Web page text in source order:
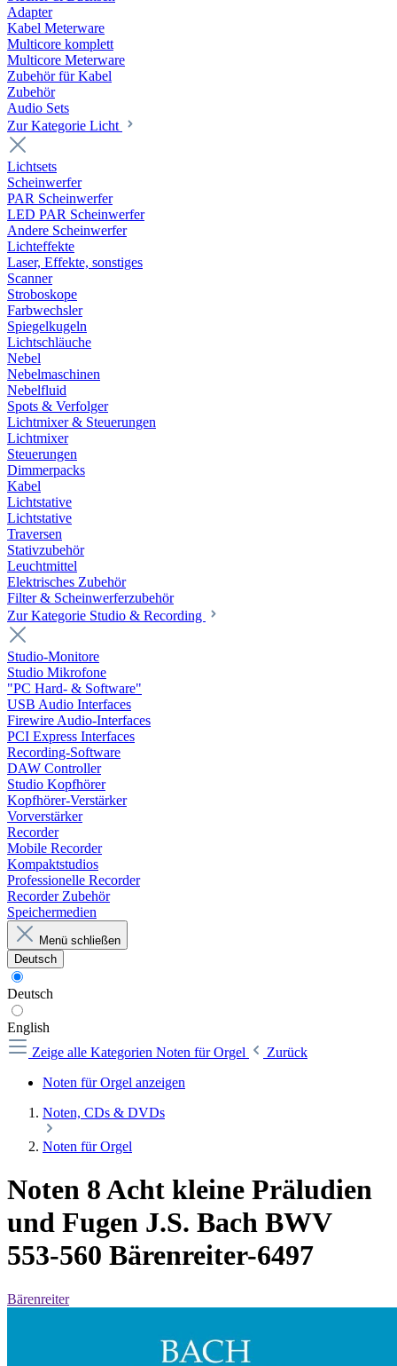
Adapter
Kabel Meterware
Multicore komplett
Multicore Meterware
Zubehör für Kabel
Zubehör
Audio Sets
Zur Kategorie Licht
Lichtsets
Scheinwerfer
PAR Scheinwerfer
LED PAR Scheinwerfer
Andere Scheinwerfer
Lichteffekte
Laser, Effekte, sonstiges
Scanner
Stroboskope
Farbwechsler
Spiegelkugeln
Lichtschläuche
Nebel
Nebelmaschinen
Nebelfluid
Spots & Verfolger
Lichtmixer & Steuerungen
Lichtmixer
Steuerungen
Dimmerpacks
Kabel
Lichtstative
Lichtstative
Traversen
Stativzubehör
Leuchtmittel
Elektrisches Zubehör
Filter & Scheinwerferzubehör
Zur Kategorie Studio & Recording
Studio-Monitore
Studio Mikrofone
"PC Hard- & Software"
USB Audio Interfaces
Firewire Audio-Interfaces
PCI Express Interfaces
Recording-Software
DAW Controller
Studio Kopfhörer
Kopfhörer-Verstärker
Vorverstärker
Recorder
Mobile Recorder
Kompaktstudios
Professionelle Recorder
Recorder Zubehör
Speichermedien
Menü schließen
Deutsch
Deutsch
English
Zeige alle Kategorien Noten für Orgel
Zurück
Noten für Orgel anzeigen
Noten, CDs & DVDs
Noten für Orgel
Noten 8 Acht kleine Präludien
und Fugen J.S. Bach BWV
553-560 Bärenreiter-6497
Bärenreiter